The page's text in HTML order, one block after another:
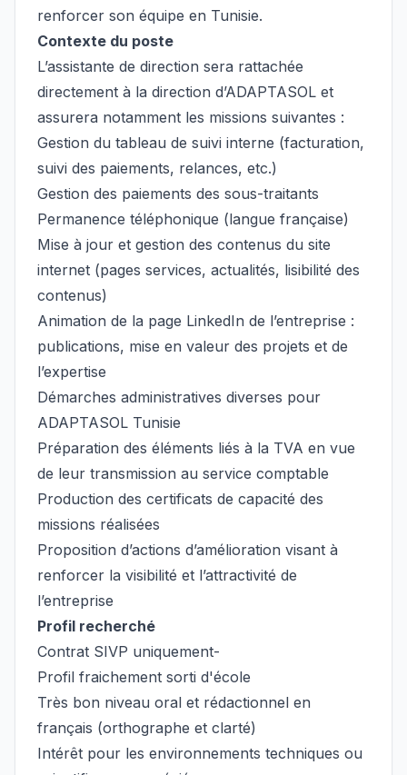
renforcer son équipe en Tunisie.
Contexte du poste
L’assistante de direction sera rattachée
directement à la direction d’ADAPTASOL et
assurera notamment les missions suivantes :
Gestion du tableau de suivi interne (facturation,
suivi des paiements, relances, etc.)
Gestion des paiements des sous-traitants
Permanence téléphonique (langue française)
Mise à jour et gestion des contenus du site
internet (pages services, actualités, lisibilité des
contenus)
Animation de la page LinkedIn de l’entreprise :
publications, mise en valeur des projets et de
l’expertise
Démarches administratives diverses pour
ADAPTASOL Tunisie
Préparation des éléments liés à la TVA en vue
de leur transmission au service comptable
Production des certificats de capacité des
missions réalisées
Proposition d’actions d’amélioration visant à
renforcer la visibilité et l’attractivité de
l’entreprise
Profil recherché
Contrat SIVP uniquement-
Profil fraichement sorti d'école
Très bon niveau oral et rédactionnel en
français (orthographe et clarté)
Intérêt pour les environnements techniques ou